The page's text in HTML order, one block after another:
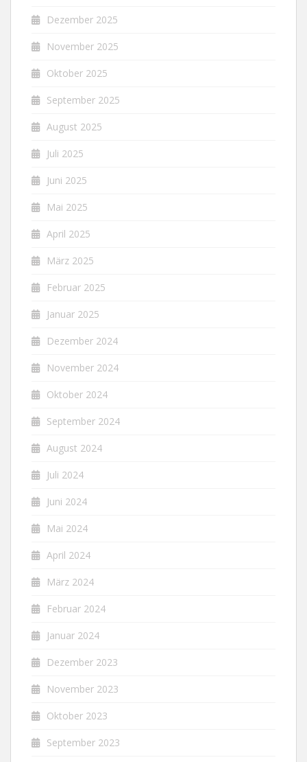
Dezember 2025
November 2025
Oktober 2025
September 2025
August 2025
Juli 2025
Juni 2025
Mai 2025
April 2025
März 2025
Februar 2025
Januar 2025
Dezember 2024
November 2024
Oktober 2024
September 2024
August 2024
Juli 2024
Juni 2024
Mai 2024
April 2024
März 2024
Februar 2024
Januar 2024
Dezember 2023
November 2023
Oktober 2023
September 2023